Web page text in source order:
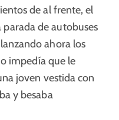
de al frente, el
de autobuses
ahora los
impedía que le
joven vestida con
y besaba